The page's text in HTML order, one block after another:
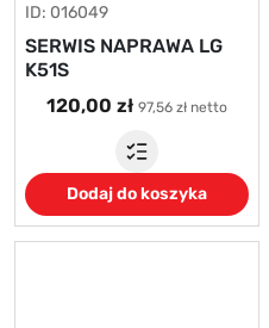
ID: 016049
SERWIS NAPRAWA LG
K51S
120,00 zł 97,56 zł netto
Dodaj do koszyka